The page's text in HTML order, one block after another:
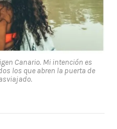
Canario. Mi intención es
los que abren la puerta de